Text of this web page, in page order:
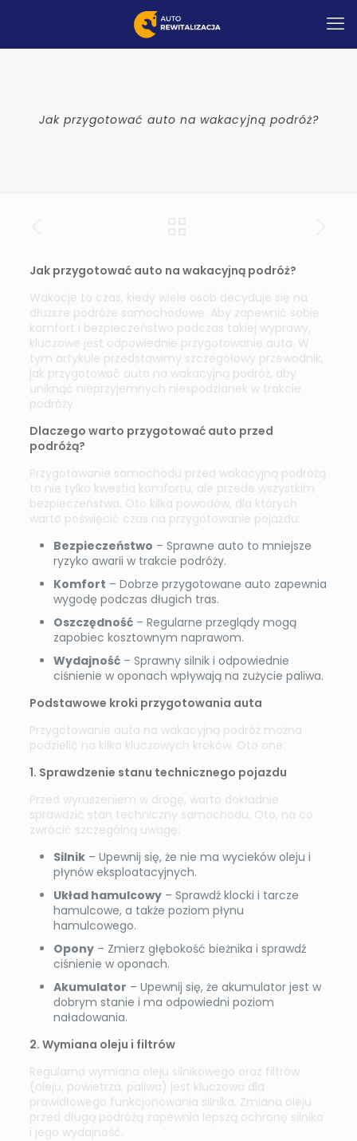
Jak przygotować auto na wakacyjną podróż?
Jak przygotować auto na wakacyjną podróż?
Wakacje to czas, kiedy wiele osób decyduje się na
dłuższe podróże samochodowe. Aby zapewnić sobie
komfort i bezpieczeństwo podczas takiej wyprawy,
kluczowe jest odpowiednie przygotowanie auta. W
tym artykule przedstawimy szczegółowy przewodnik,
jak przygotować auto na wakacyjną podróż, aby
uniknąć nieprzyjemnych niespodzianek w trakcie
podróży.
Dlaczego warto przygotować auto przed
podróżą?
Przygotowanie samochodu przed wakacyjną podróżą
to nie tylko kwestia komfortu, ale przede wszystkim
bezpieczeństwa. Oto kilka powodów, dla których
warto poświęcić czas na przygotowanie pojazdu:
Bezpieczeństwo – Sprawne auto to mniejsze
ryzyko awarii w trakcie podróży.
Komfort – Dobrze przygotowane auto zapewnia
wygodę podczas długich tras.
Oszczędność– Regularne przeglądy mogą
zapobiec kosztownym naprawom.
Wydajność– Sprawny silnik i odpowiednie
ciśnienie w oponach wpływają na zużycie paliwa.
Podstawowe kroki przygotowania auta
Przygotowanie auta na wakacyjną podróż można
podzielić na kilka kluczowych kroków. Oto one:
1. Sprawdzenie stanu technicznego pojazdu
Przed wyruszeniem w drogę, warto dokładnie
sprawdzić stan techniczny samochodu. Oto, na co
zwrócić szczególną uwagę:
Silnik– Upewnij się, że nie ma wycieków oleju i
płynów eksploatacyjnych.
Układ hamulcowy– Sprawdź klocki i tarcze
hamulcowe, a także poziom płynu
hamulcowego.
Opony– Zmierz głębokość bieżnika i sprawdź
ciśnienie w oponach.
Akumulator – Upewnij się, że akumulator jest w
dobrym stanie i ma odpowiedni poziom
naładowania.
2. Wymiana oleju i filtrów
Regularna wymiana oleju silnikowego oraz filtrów
(oleju, powietrza, paliwa) jest kluczowa dla
prawidłowego funkcjonowania silnika. Zmiana oleju
przed długą podróżą zapewnia lepszą ochronę silnika
i jego wydajność.